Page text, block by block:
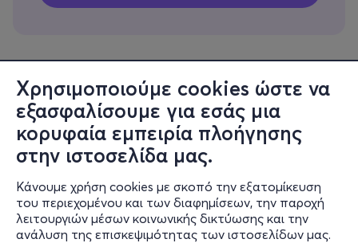
Χρησιμοποιούμε cookies ώστε να
εξασφαλίσουμε για εσάς μια
κορυφαία εμπειρία πλοήγησης
στην ιστοσελίδα μας.
Κάνουμε χρήση cookies με σκοπό την εξατομίκευση
του περιεχομένου και των διαφημίσεων, την παροχή
λειτουργιών μέσων κοινωνικής δικτύωσης και την
ανάλυση της επισκεψιμότητας των ιστοσελίδων μας.
Πληροφορίες
Υποστήριξη
Stay Connected